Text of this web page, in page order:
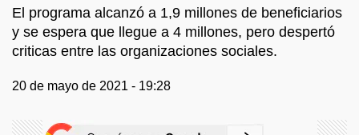
El programa alcanzó a 1,9 millones de beneficiarios
y se espera que llegue a 4 millones, pero despertó
criticas entre las organizaciones sociales.
20 de mayo de 2021 - 19:28